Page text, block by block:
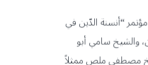
“أنسنة الدّين في
والشيخ سامي أبو
مصطفى ملص ممثلاً